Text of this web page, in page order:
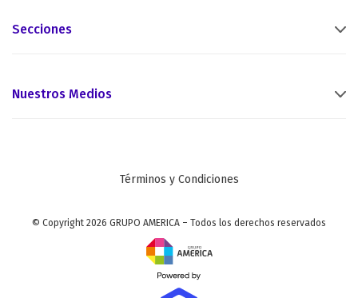
Secciones
Nuestros Medios
Términos y Condiciones
© Copyright 2026 GRUPO AMERICA – Todos los derechos reservados